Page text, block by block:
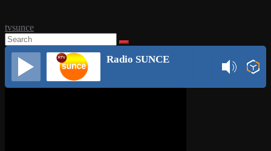
tvsunce
Radio SUNCE